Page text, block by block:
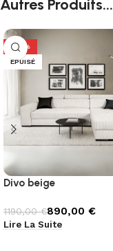
Autres Produits...
-25%
ÉPUISÉ
Divo beige
1190,00€890,00 €
Lire La Suite